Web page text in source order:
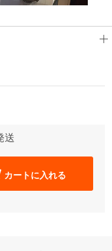
送
カートに入れる